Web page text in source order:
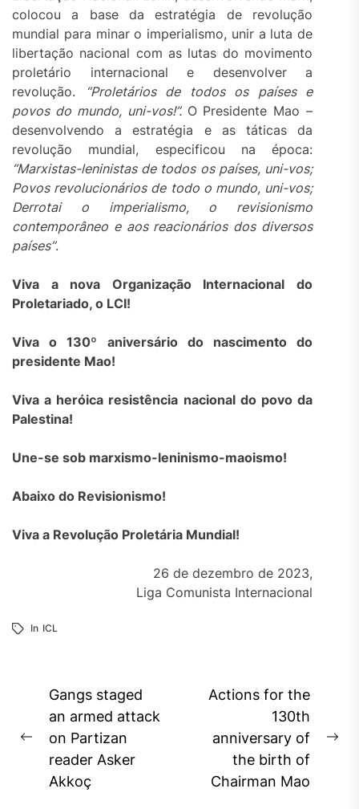
colocou a base da estratégia de revolução
mundial para minar o imperialismo, unir a luta de
libertação nacional com as lutas do movimento
proletário internacional e desenvolver a
revolução.
“Proletários de todos os países e
povos do mundo, uni-vos!”. O Presidente Mao –
desenvolvendo a estratégia e as táticas da
revolução mundial, especificou na época:
“Marxistas-leninistas de todos os países, uni-vos;
Povos revolucionários de todo o mundo, uni-vos;
Derrotai o imperialismo, o revisionismo
contemporâneo e aos reacionários dos diversos
países”.
Viva a nova Organização Internacional do
Proletariado, o LCI!
Viva o 130º aniversário do nascimento do
presidente Mao!
Viva a heróica resistência nacional do povo da
Palestina!
Une-se sob marxismo-leninismo-maoismo!
Abaixo do Revisionismo!
Viva a Revolução Proletária Mundial!
26 de dezembro de 2023,
Liga Comunista Internacional
In ICL
Post
navigation
Previous
post:
Gangs staged
an armed attack
on Partizan
reader Asker
Akkoç
Actions for the
130th
anniversary of
the birth of
Chairman Mao